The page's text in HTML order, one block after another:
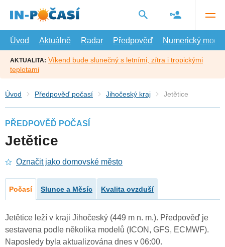
hlavní
Úvod
Aktuálně Radar Předpověď Numerický model
AKTUALITA: Víkend bude slunečný s letními, zítra i tropickými
teplotami
Úvod Předpověď počasí Jihočeský kraj Jetětice
PŘEDPOVĚĎ POČASÍ
Jetětice
Označit jako domovské město
Počasí Slunce a Měsíc Kvalita ovzduší
Jetětice leží v kraji Jihočeský (449 m n. m.). Předpověď je
sestavena podle několika modelů (ICON, GFS, ECMWF).
Naposledy byla aktualizována dnes v 06:00.